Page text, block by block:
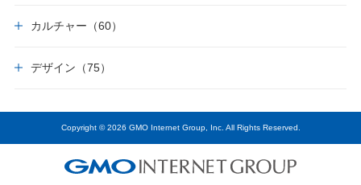
カルチャー（60）
デザイン（75）
Copyright © 2026 GMO Internet Group, Inc. All Rights Reserved.